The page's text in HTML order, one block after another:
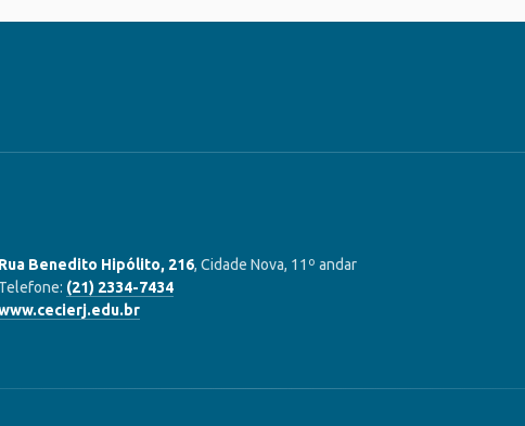
Rua Benedito Hipólito, 216, Cidade Nova, 11º andar
Telefone: (21) 2334-7434